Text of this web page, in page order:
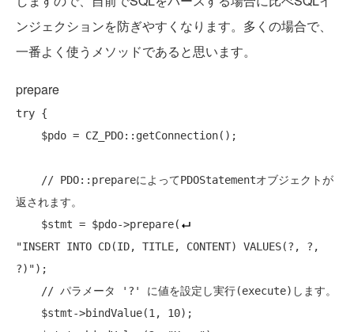
ンジェクションを防ぎやすくなります。多くの場合で、
一番よく使うメソッドであると思います。
prepare
try {
// PDO::prepareによってPDOStatementオブジェクトが
返されます。
    $stmt = $pdo->prepare(
"INSERT INTO CD(ID, TITLE, CONTENT) VALUES(?, ?,
?)");
// パラメータ '?' に値を設定し実行(execute)します。